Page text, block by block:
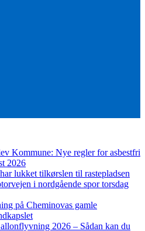
Kommune: Nye regler for asbestfri
2026
lukket tilkørslen til rastepladsen
i nordgående spor torsdag
på Cheminovas gamle
2026 – Sådan kan du